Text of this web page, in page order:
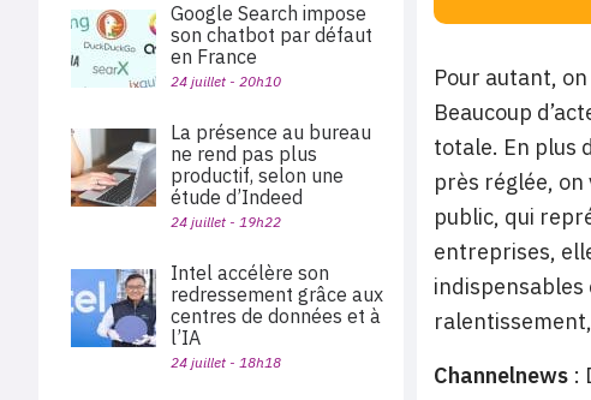
Pour autant,
Beaucoup
totale. En plus
près réglée, on
public, qui
entreprises,
indispensables
Channelnews :
Google Search impose
son chatbot par défaut
en France
24 juillet - 20h10
La présence au bureau
ne rend pas plus
productif, selon une
étude d’Indeed
24 juillet - 19h22
Intel accélère son
redressement grâce aux
centres de données et à
l’IA
24 juillet - 18h18